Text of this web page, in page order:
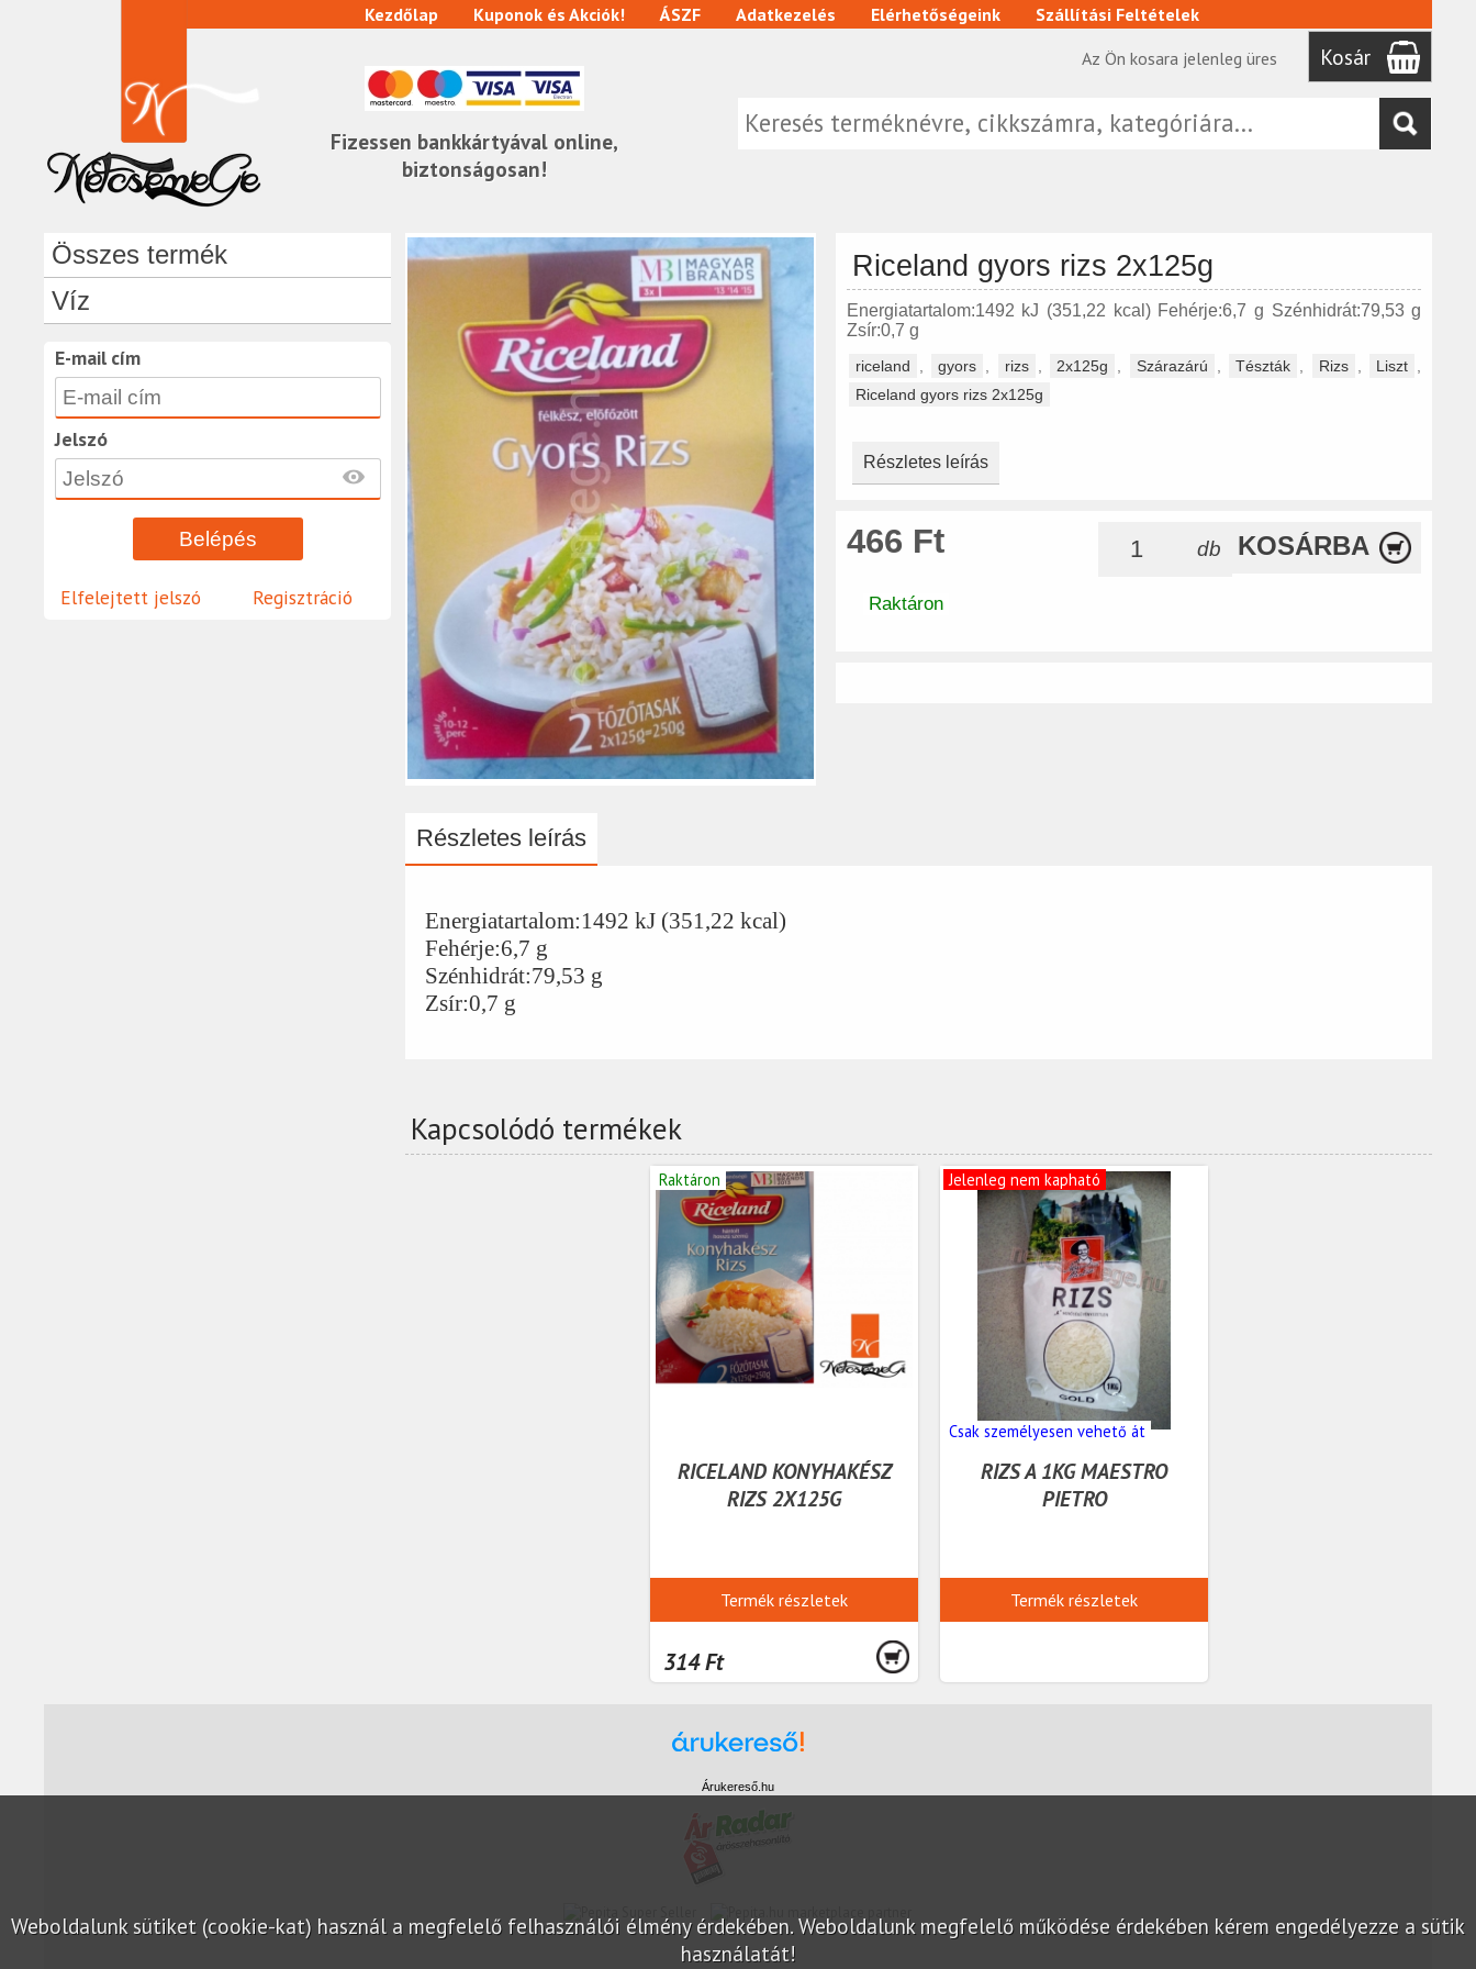
Fizessen bankkártyával online,
biztonságosan!
Kezdőlap Kuponok és Akciók! ÁSZF Adatkezelés Elérhetőségeink
Szállítási Feltételek
Az Ön kosara jelenleg üres
Kosár
Összes termék
Víz
E-mail cím
Jelszó
Elfelejtett jelszó Regisztráció
Riceland gyors rizs 2x125g
Energiatartalom:1492 kJ (351,22 kcal) Fehérje:6,7 g Szénhidrát:79,53 g
Zsír:0,7 g
riceland gyors rizs 2x125g Szárazárú Tészták Rizs Liszt
Riceland gyors rizs 2x125g
Részletes leírás
466 Ft KOSÁRBA
db
Raktáron
Részletes leírás
Energiatartalom:1492 kJ (351,22 kcal)
Fehérje:6,7 g
Szénhidrát:79,53 g
Zsír:0,7 g
Kapcsolódó termékek
Raktáron
RICELAND KONYHAKÉSZ
RIZS 2X125G
Termék részletek
314 Ft
Jelenleg nem kapható
Csak személyesen vehető át
RIZS A 1KG MAESTRO
PIETRO
Termék részletek
Weboldalunk sütiket (cookie-kat) használ a megfelelő felhasználói élmény érdekében. Weboldalunk megfelelő működése érdekében kérem engedélyezze a sütik
használatát!
Árukereső.hu